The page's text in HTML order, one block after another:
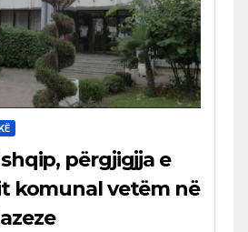
përgjigjja e
komunal vetëm në